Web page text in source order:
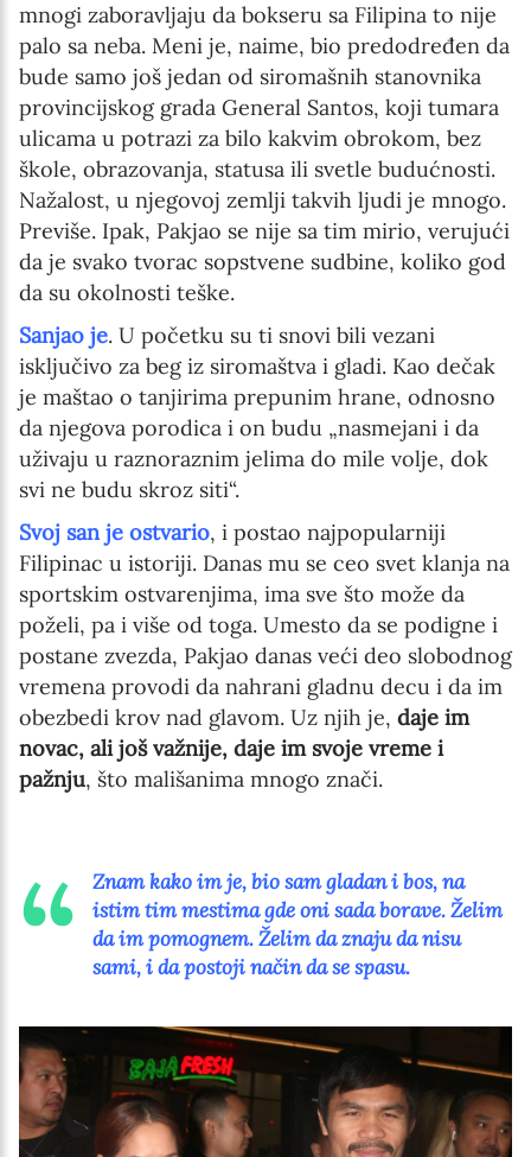
mnogi zaboravljaju da bokseru sa Filipina to nije
palo sa neba. Meni je, naime, bio predodređen da
bude samo još jedan od siromašnih stanovnika
provincijskog grada General Santos, koji tumara
ulicama u potrazi za bilo kakvim obrokom, bez
škole, obrazovanja, statusa ili svetle budućnosti.
Nažalost, u njegovoj zemlji takvih ljudi je mnogo.
Previše. Ipak, Pakjao se nije sa tim mirio, verujući
da je svako tvorac sopstvene sudbine, koliko god
da su okolnosti teške.
Sanjao je. U početku su ti snovi bili vezani
isključivo za beg iz siromaštva i gladi. Kao dečak
je maštao o tanjirima prepunim hrane, odnosno
da njegova porodica i on budu „nasmejani i da
uživaju u raznoraznim jelima do mile volje, dok
svi ne budu skroz siti“.
Svoj san je ostvario, i postao najpopularniji
Filipinac u istoriji. Danas mu se ceo svet klanja na
sportskim ostvarenjima, ima sve što može da
poželi, pa i više od toga. Umesto da se podigne i
postane zvezda, Pakjao danas veći deo slobodnog
vremena provodi da nahrani gladnu decu i da im
obezbedi krov nad glavom. Uz njih je, daje im
novac, ali još važnije, daje im svoje vreme i
pažnju, što mališanima mnogo znači.
Znam kako im je, bio sam gladan i bos, na
istim tim mestima gde oni sada borave. Želim
da im pomognem. Želim da znaju da nisu
sami, i da postoji način da se spasu.